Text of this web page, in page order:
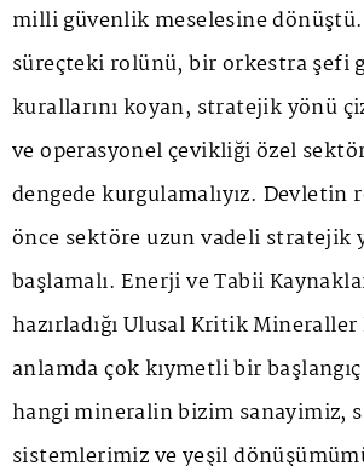
milli güvenlik meselesine
süreçteki rolünü, bir orkestra şefi
kurallarını koyan, stratejik yönü
ve operasyonel çevikliği özel
dengede kurgulamalıyız. Devletin
önce sektöre uzun vadeli stratejik
başlamalı. Enerji ve Tabii
hazırladığı Ulusal Kritik
anlamda çok kıymetli bir
hangi mineralin bizim sanayimiz,
sistemlerimiz ve yeşil